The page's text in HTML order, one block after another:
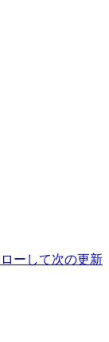
ーして次の更新